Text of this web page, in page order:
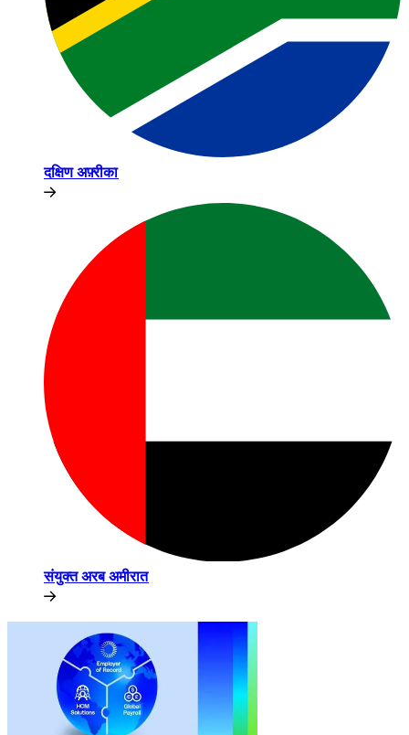
दक्षिण अफ़्रीका​​
संयुक्त अरब अमीरात​​